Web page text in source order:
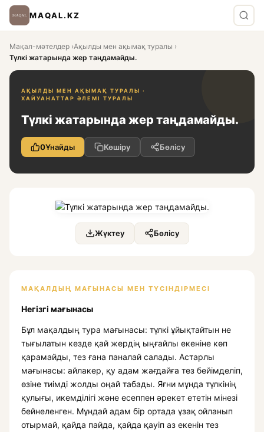
MAQAL.KZ
Мақал-мәтелдер ›Ақылды мен ақымақ туралы ›
Түлкі жатарында жер таңдамайды.
АҚЫЛДЫ МЕН АҚЫМАҚ ТУРАЛЫ ·
ХАЙУАНАТТАР ӘЛЕМІ ТУРАЛЫ
Түлкі жатарында жер таңдамайды.
0Ұнайды Көшіру Бөлісу
Жүктеу Бөлісу
МАҚАЛДЫҢ МАҒЫНАСЫ МЕН ТҮСІНДІРМЕСІ
Негізгі мағынасы
Бұл мақалдың тура мағынасы: түлкі ұйықтайтын не
тығылатын кезде қай жердің ыңғайлы екеніне көп
қарамайды, тез ғана паналай салады. Астарлы
мағынасы: айлакер, қу адам жағдайға тез бейімделіп,
өзіне тиімді жолды оңай табады. Яғни мұнда түлкінің
қулығы, икемділігі және есеппен әрекет ететін мінезі
бейнеленген. Мұндай адам бір ортада ұзақ ойланып
отырмай, қайда пайда, қайда қауіп аз екенін тез